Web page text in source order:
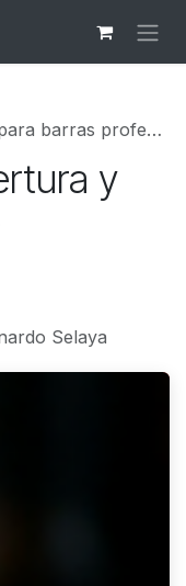
profesionales
y
Selaya